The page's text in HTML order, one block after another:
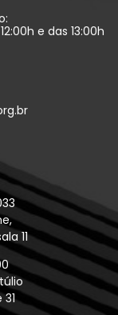
e das 13:00h
11